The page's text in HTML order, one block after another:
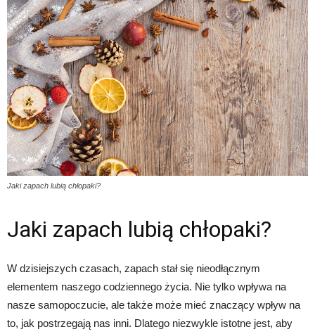
Jaki zapach lubią chłopaki?
Jaki zapach lubią chłopaki?
W dzisiejszych czasach, zapach stał się nieodłącznym
elementem naszego codziennego życia. Nie tylko wpływa na
nasze samopoczucie, ale także może mieć znaczący wpływ na
to, jak postrzegają nas inni. Dlatego niezwykle istotne jest, aby